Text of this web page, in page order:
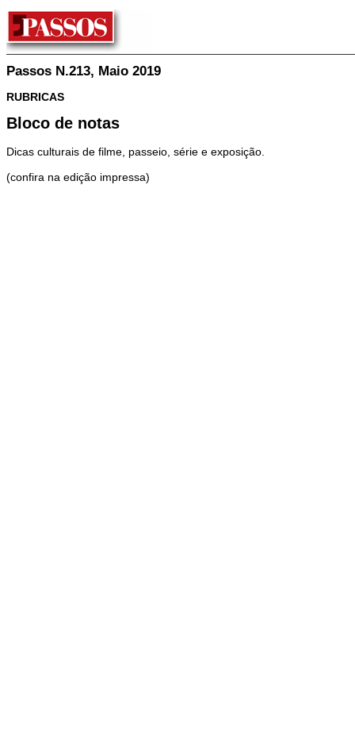
Passos N.213, Maio 2019
RUBRICAS
Bloco de notas
Dicas culturais de filme, passeio, série e exposição.
(confira na edição impressa)